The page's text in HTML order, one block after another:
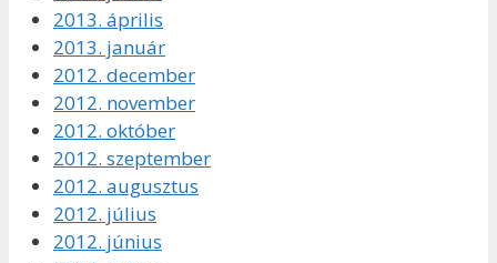
2013. április
2013. január
2012. december
2012. november
2012. október
2012. szeptember
2012. augusztus
2012. július
2012. június